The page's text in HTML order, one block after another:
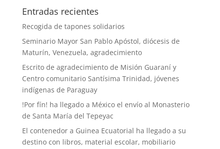
Entradas recientes
Recogida de tapones solidarios
Seminario Mayor San Pablo Apóstol, diócesis de
Maturín, Venezuela, agradecimiento
Escrito de agradecimiento de Misión Guaraní y
Centro comunitario Santísima Trinidad, jóvenes
indígenas de Paraguay
!Por fín! ha llegado a México el envío al Monasterio
de Santa María del Tepeyac
El contenedor a Guinea Ecuatorial ha llegado a su
destino con libros, material escolar, mobiliario